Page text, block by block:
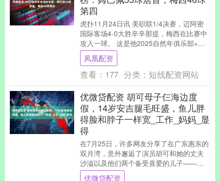
第四
虎扑11月24日讯 美职联1/4决赛，迈阿密
国际客场4-0大胜辛辛那提，梅西在比赛中
攻入一球。 这是他2025自然年俱乐部+国
家队打进的第46个进球。 这46球....
凤凰配资
查看： 177 分类： 短线配资网站
优微贷配资 胡可母子仨海边度
假，14岁安吉腿毛旺盛，鱼儿胖
得脸和脖子一样宽_工作_妈妈_显
得
在7月25日，许多网友分享了在广东惠东的
双月湾，意外邂逅了演员胡可和她的丈夫
沙溢以及他们两个备受喜爱的儿子——安
吉和小鱼儿的动态。 在偶遇的照片中，胡
优微贷配资